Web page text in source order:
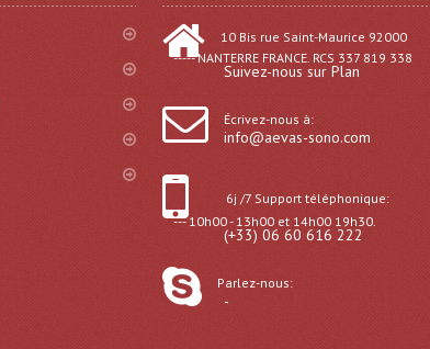
10 Bis rue Saint-Maurice 92000
----- NANTERRE FRANCE. RCS 337 819 338
Suivez-nous sur Plan
Écrivez-nous à:
info@aevas-sono.com
6j /7 Support téléphonique:
--- 10h00 - 13h00 et 14h00 19h30.
(+33) 06 60 616 222
Parlez-nous:
-